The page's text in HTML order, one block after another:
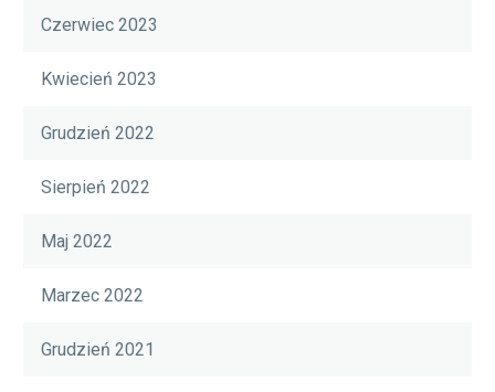
Czerwiec 2023
Kwiecień 2023
Grudzień 2022
Sierpień 2022
Maj 2022
Marzec 2022
Grudzień 2021